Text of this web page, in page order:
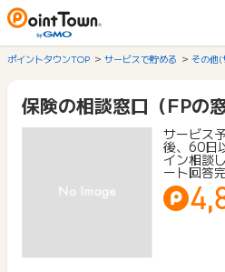
ポイントタウンTOP サービスで貯める その他(
保険の相談窓口（FPの窓
サービス
後、60日
イン相談
ート回答